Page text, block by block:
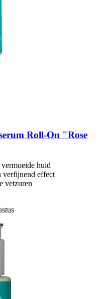
Roll-​On "Rose
huid
verfijnend effect
vetzuren